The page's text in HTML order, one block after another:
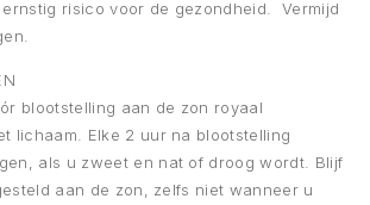
risico voor de gezondheid. Vermijd
blootstelling aan de zon royaal
lichaam. Elke 2 uur na blootstelling
als u zweet en nat of droog wordt. Blijf
aan de zon, zelfs niet wanneer u